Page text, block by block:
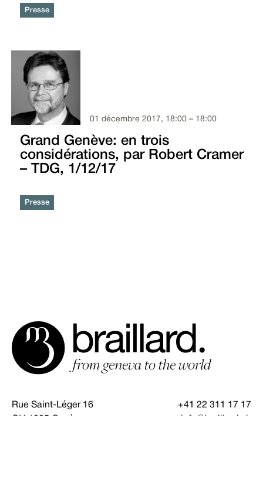
Presse
Grand Genève: en trois
considérations, par Robert Cramer
– TDG, 1/12/17
01 décembre 2017, 18:00 – 18:00
Presse
Rue Saint-Léger 16
+41 22 311 17 17